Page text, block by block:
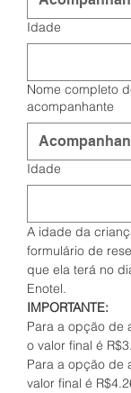
Idade
Nome completo
acompanhante
Idade
A idade da
formulário de
que ela terá no
Enotel.
IMPORTANTE:
Para a opção de
o valor final é
Para a opção de
valor final é